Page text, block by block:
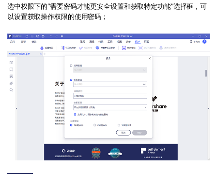
选中权限下的“需要密码才能更安全设置和获取特定功能”选择框，可
以设置获取操作权限的使用密码；